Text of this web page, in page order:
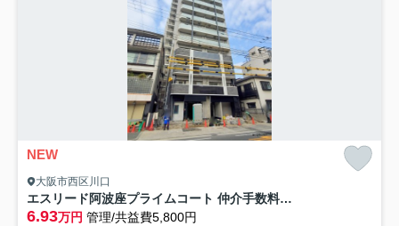
NEW
大阪市西区川口
エスリード阿波座プライムコート 仲介手数料無料
6.93万円 管理/共益費5,800円